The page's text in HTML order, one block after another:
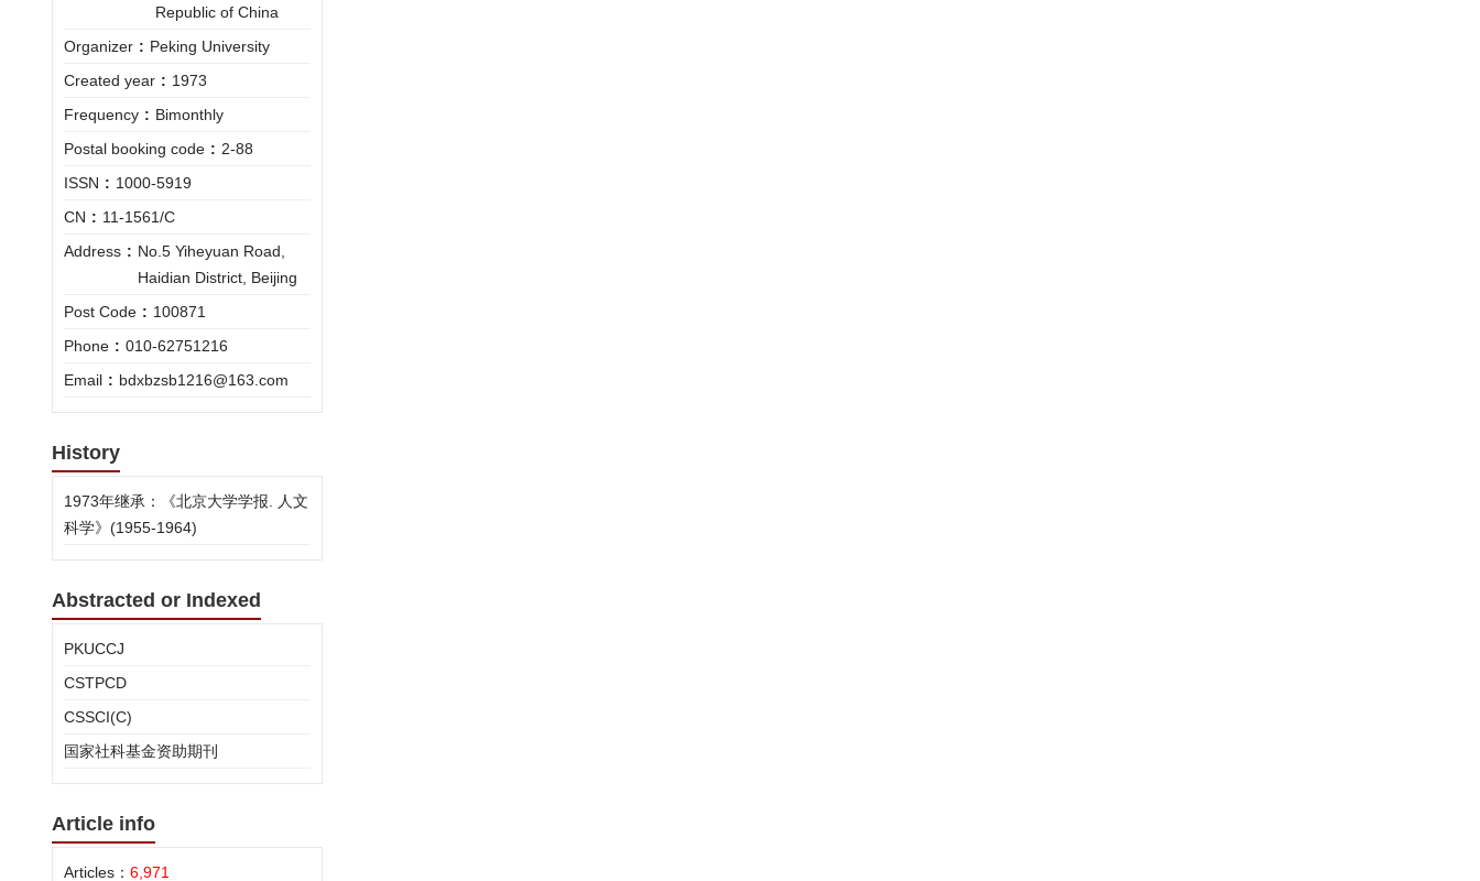
Republic of China
Organizer : Peking University
Created year : 1973
Frequency : Bimonthly
Postal booking code : 2-88
ISSN : 1000-5919
CN : 11-1561/C
Address : No.5 Yiheyuan Road,
Haidian District, Beijing
Post Code : 100871
Phone : 010-62751216
Email : bdxbzsb1216@163.com
History
1973年继承：《北京大学学报. 人文
科学》(1955-1964)
Abstracted or Indexed
PKUCCJ
CSTPCD
CSSCI(C)
国家社科基金资助期刊
Article info
Articles： 6,971